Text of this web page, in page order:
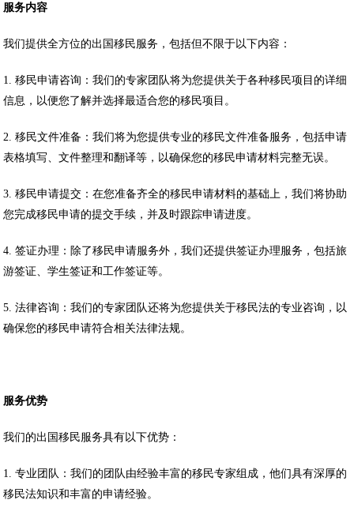
服务内容
我们提供全方位的出国移民服务，包括但不限于以下内容：
1. 移民申请咨询：我们的专家团队将为您提供关于各种移民项目的详细
信息，以便您了解并选择最适合您的移民项目。
2. 移民文件准备：我们将为您提供专业的移民文件准备服务，包括申请
表格填写、文件整理和翻译等，以确保您的移民申请材料完整无误。
3. 移民申请提交：在您准备齐全的移民申请材料的基础上，我们将协助
您完成移民申请的提交手续，并及时跟踪申请进度。
4. 签证办理：除了移民申请服务外，我们还提供签证办理服务，包括旅
游签证、学生签证和工作签证等。
5. 法律咨询：我们的专家团队还将为您提供关于移民法的专业咨询，以
确保您的移民申请符合相关法律法规。
服务优势
我们的出国移民服务具有以下优势：
1. 专业团队：我们的团队由经验丰富的移民专家组成，他们具有深厚的
移民法知识和丰富的申请经验。